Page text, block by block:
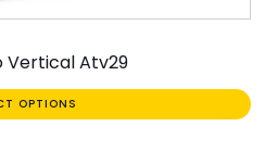
Atv29
OPTIONS